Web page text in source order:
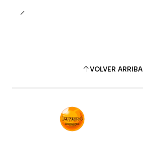
VOLVER ARRIBA